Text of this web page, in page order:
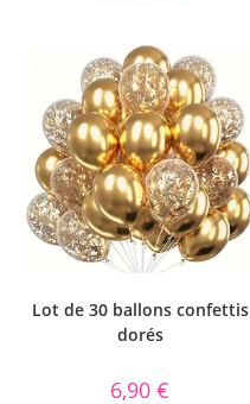
Lot de 30 ballons confettis
dorés
6,90€